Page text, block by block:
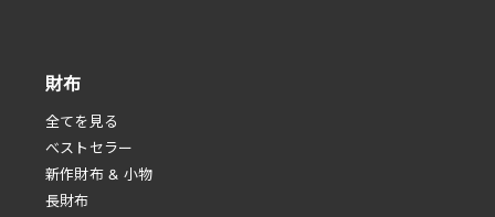
財布
全てを見る
べストセラー
新作財布 & 小物
長財布